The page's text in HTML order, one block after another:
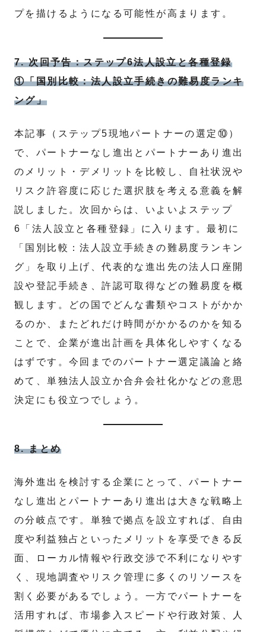
プを描けるようになる可能性が高まります。
7. 次回予告：ステップ6法人設立と各種登録
①「国別比較：法人設立手続きの難易度ランキ
ング」
本記事（ステップ5現地パートナーの選定⑩）
で、パートナーなし進出とパートナーあり進出
のメリット・デメリットを比較し、自社状況や
リスク許容度に応じた選択肢を考える意義を解
説しました。次回からは、いよいよステップ
6「法人設立と各種登録」に入ります。最初に
「国別比較：法人設立手続きの難易度ランキン
グ」を取り上げ、代表的な進出先の法人口座開
設や登記手続き、許認可取得などの難易度を概
観します。どの国でどんな書類やコストがかか
るのか、またどれだけ時間がかかるのかを知る
ことで、企業が進出計画を具体化しやすくなる
はずです。今回までのパートナー選定議論と絡
めて、単独法人設立か合弁会社化かなどの意思
決定にも役立つでしょう。
8. まとめ
海外進出を検討する企業にとって、パートナー
なし進出とパートナーあり進出は大きな戦略上
の分岐点です。単独で拠点を設立すれば、自由
度や利益独占といったメリットを享受できる反
面、ローカル情報や行政交渉で不利になりやす
く、現地調査やリスク管理に多くのリソースを
割く必要があるでしょう。一方でパートナーを
活用すれば、市場参入スピードや行政対策、人